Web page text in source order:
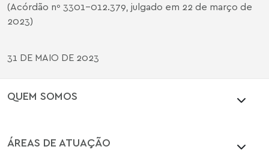
(Acórdão nº 3301-012.379, julgado em 22 de março de
2023)
31 DE MAIO DE 2023
QUEM SOMOS
ÁREAS DE ATUAÇÃO